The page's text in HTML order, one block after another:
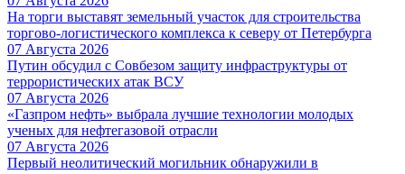
На торги выставят земельный участок для строительства
торгово-логистического комплекса к северу от Петербурга
07 Августа 2026
Путин обсудил с Совбезом защиту инфраструктуры от
террористических атак ВСУ
07 Августа 2026
«Газпром нефть» выбрала лучшие технологии молодых
ученых для нефтегазовой отрасли
07 Августа 2026
Первый неолитический могильник обнаружили в